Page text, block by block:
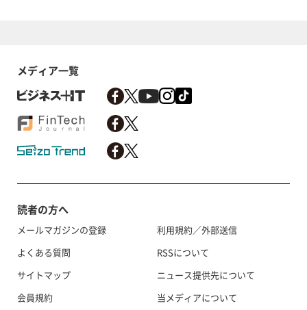
メディア一覧
読者の方へ
メールマガジンの登録
よくある質問
サイトマップ
会員規約
利用規約／外部送信
RSSについて
ニュース提供先について
当メディアについて